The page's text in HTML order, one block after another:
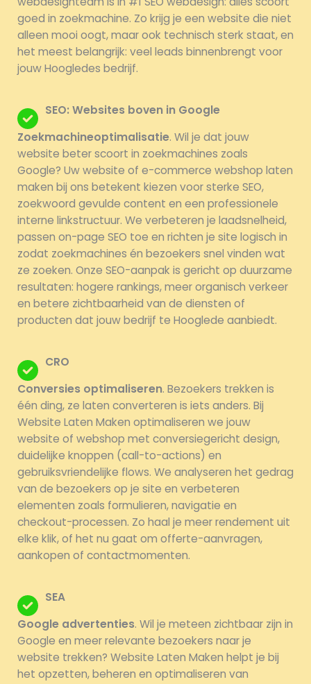
goed in zoekmachine. Zo krijg je een website die niet
alleen mooi oogt, maar ook technisch sterk staat, en
het meest belangrijk: veel leads binnenbrengt voor
jouw Hoogledes bedrijf.
SEO: Websites boven in Google
Zoekmachineoptimalisatie. Wil je dat jouw
website beter scoort in zoekmachines zoals
Google? Uw website of e-commerce webshop laten
maken bij ons betekent kiezen voor sterke SEO,
zoekwoord gevulde content en een professionele
interne linkstructuur. We verbeteren je laadsnelheid,
passen on-page SEO toe en richten je site logisch in
zodat zoekmachines én bezoekers snel vinden wat
ze zoeken. Onze SEO-aanpak is gericht op duurzame
resultaten: hogere rankings, meer organisch verkeer
en betere zichtbaarheid van de diensten of
producten dat jouw bedrijf te Hooglede aanbiedt.
CRO
Conversies optimaliseren. Bezoekers trekken is
één ding, ze laten converteren is iets anders. Bij
Website Laten Maken optimaliseren we jouw
website of webshop met conversiegericht design,
duidelijke knoppen (call-to-actions) en
gebruiksvriendelijke flows. We analyseren het gedrag
van de bezoekers op je site en verbeteren
elementen zoals formulieren, navigatie en
checkout-processen. Zo haal je meer rendement uit
elke klik, of het nu gaat om offerte-aanvragen,
aankopen of contactmomenten.
SEA
Google advertenties. Wil je meteen zichtbaar zijn in
Google en meer relevante bezoekers naar je
website trekken? Website Laten Maken helpt je bij
het opzetten, beheren en optimaliseren van